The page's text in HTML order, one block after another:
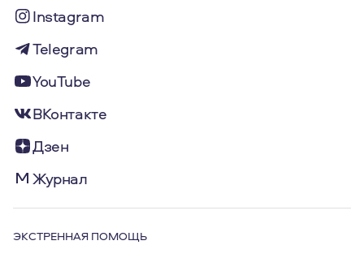
Instagram
Telegram
YouTube
ВКонтакте
Дзен
Журнал
ЭКСТРЕННАЯ ПОМОЩЬ